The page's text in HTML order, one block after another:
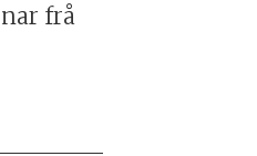
frå